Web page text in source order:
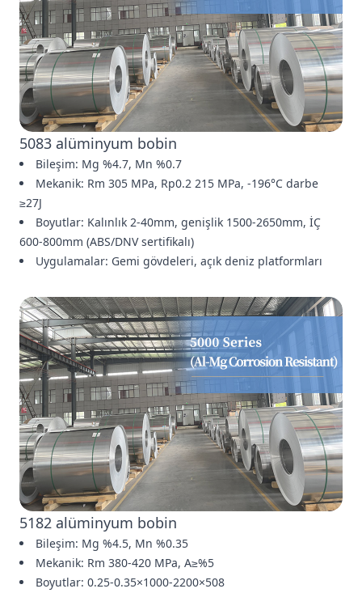
5083 alüminyum bobin
Bileşim: Mg %4.7, Mn %0.7
Mekanik: Rm 305 MPa, Rp0.2 215 MPa, -196°C darbe
≥27J
Boyutlar: Kalınlık 2-40mm, genişlik 1500-2650mm, İÇ
600-800mm (ABS/DNV sertifikalı)
Uygulamalar: Gemi gövdeleri, açık deniz platformları
5182 alüminyum bobin
Bileşim: Mg %4.5, Mn %0.35
Mekanik: Rm 380-420 MPa, A≥%5
Boyutlar: 0.25-0.35×1000-2200×508